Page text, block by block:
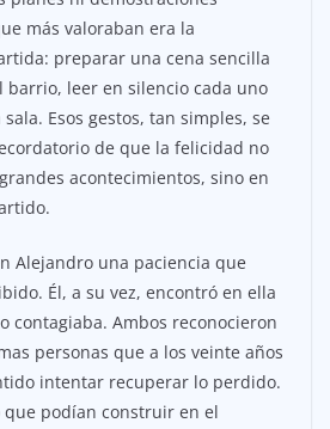
más valoraban era la
preparar una cena sencilla
barrio, leer en silencio cada uno
Esos gestos, tan simples, se
de que la felicidad no
acontecimientos, sino en
Alejandro una paciencia que
Él, a su vez, encontró en ella
contagiaba. Ambos reconocieron
personas que a los veinte años
intentar recuperar lo perdido.
podían construir en el